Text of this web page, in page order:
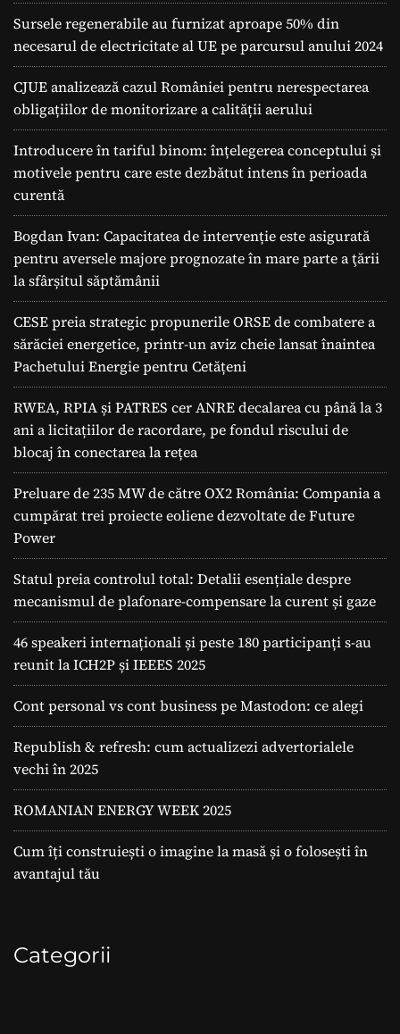
Sursele regenerabile au furnizat aproape 50% din
necesarul de electricitate al UE pe parcursul anului 2024
CJUE analizează cazul României pentru nerespectarea
obligațiilor de monitorizare a calității aerului
Introducere în tariful binom: înțelegerea conceptului și
motivele pentru care este dezbătut intens în perioada
curentă
Bogdan Ivan: Capacitatea de intervenție este asigurată
pentru aversele majore prognozate în mare parte a ţării
la sfârșitul săptămânii
CESE preia strategic propunerile ORSE de combatere a
sărăciei energetice, printr-un aviz cheie lansat înaintea
Pachetului Energie pentru Cetățeni
RWEA, RPIA și PATRES cer ANRE decalarea cu până la 3
ani a licitațiilor de racordare, pe fondul riscului de
blocaj în conectarea la rețea
Preluare de 235 MW de către OX2 România: Compania a
cumpărat trei proiecte eoliene dezvoltate de Future
Power
Statul preia controlul total: Detalii esențiale despre
mecanismul de plafonare-compensare la curent și gaze
46 speakeri internaționali și peste 180 participanți s-au
reunit la ICH2P și IEEES 2025
Cont personal vs cont business pe Mastodon: ce alegi
Republish & refresh: cum actualizezi advertorialele
vechi în 2025
ROMANIAN ENERGY WEEK 2025
Cum îți construiești o imagine la masă și o folosești în
avantajul tău
Categorii